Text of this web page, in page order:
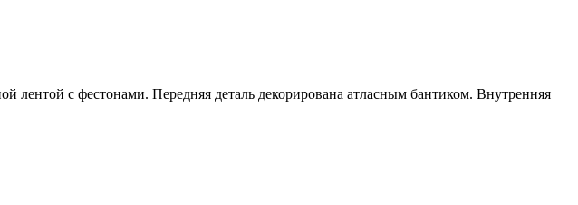
лентой с фестонами. Передняя деталь декорирована атласным бантиком. Внутренняя